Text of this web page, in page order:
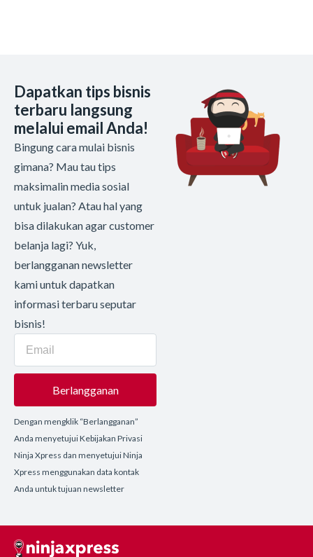
Dapatkan tips bisnis
terbaru langsung
melalui email Anda!
Bingung cara mulai bisnis
gimana? Mau tau tips
maksimalin media sosial
untuk jualan? Atau hal yang
bisa dilakukan agar customer
belanja lagi? Yuk,
berlangganan newsletter
kami untuk dapatkan
informasi terbaru seputar
bisnis!
Berlangganan
Dengan mengklik “Berlangganan”
Anda menyetujui Kebijakan Privasi
Ninja Xpress dan menyetujui Ninja
Xpress menggunakan data kontak
Anda untuk tujuan newsletter